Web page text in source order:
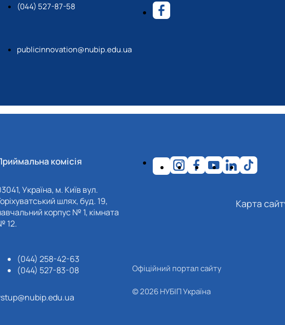
(044) 527-87-58
publicinnovation@nubip.edu.ua
комісія
Україна, м. Київ вул.
шлях, буд. 19,
корпус № 1, кімната
12.
(044) 258-42-63
(044) 527-83-08
Карта
Офіційний портал сайту
© 2026 НУБІП Україна